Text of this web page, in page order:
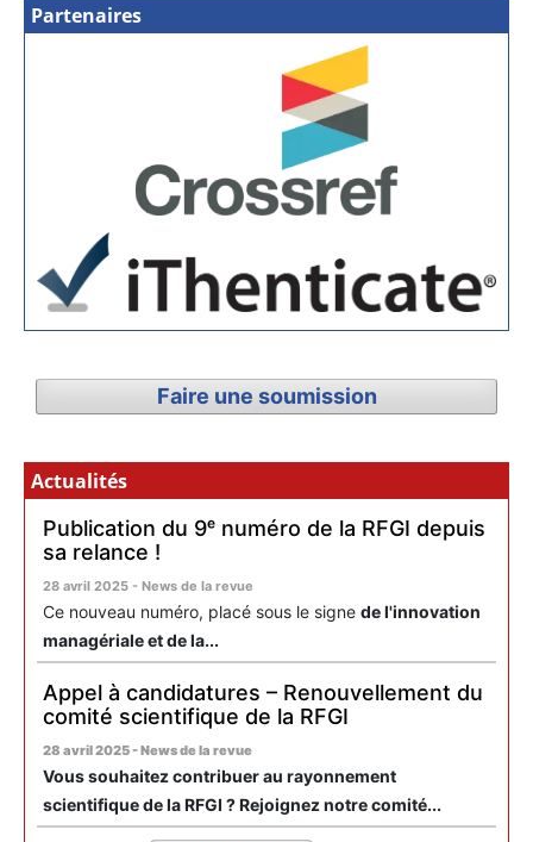
Partenaires
Faire une soumission
Actualités
Publication du 9ᵉ numéro de la RFGI depuis
sa relance !
28 avril 2025 - News de la revue
Ce nouveau numéro, placé sous le signe de l'innovation
managériale et de la...
Appel à candidatures – Renouvellement du
comité scientifique de la RFGI
28 avril 2025 - News de la revue
Vous souhaitez contribuer au rayonnement
scientifique de la RFGI ? Rejoignez notre comité...